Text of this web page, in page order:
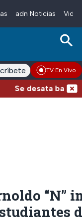
adn Noticias
adn Noticias RadioTV En Vivo
Se desata balacera
“N”